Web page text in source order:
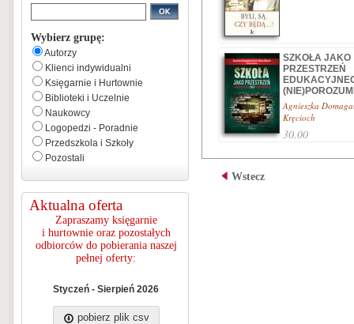
Wybierz grupę:
Autorzy
Klienci indywidualni
Księgarnie i Hurtownie
Biblioteki i Uczelnie
Naukowcy
Logopedzi - Poradnie
Przedszkola i Szkoły
Pozostali
Aktualna oferta
Zapraszamy księgarnie
i hurtownie oraz pozostałych
odbiorców do pobierania naszej
pełnej oferty:
Styczeń - Sierpień 2026
pobierz plik csv
SZKOŁA JAKO
PRZESTRZEŃ
Agnieszka
Kręcioch
30.00
Wstecz